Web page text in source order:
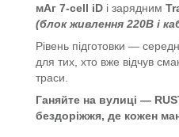
мАг 7-cell iDі зарядним
(блок живлення 220В і
Рівень підготовки —
для тих, хто вже відчув
траси.
Ганяйте на вулиці —
бездоріжжя, де кожен